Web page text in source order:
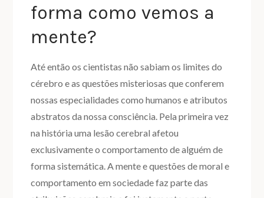
forma como vemos a
mente?
Até então os cientistas não sabiam os limites do
cérebro e as questões misteriosas que conferem
nossas especialidades como humanos e atributos
abstratos da nossa consciência. Pela primeira vez
na história uma lesão cerebral afetou
exclusivamente o comportamento de alguém de
forma sistemática. A mente e questões de moral e
comportamento em sociedade faz parte das